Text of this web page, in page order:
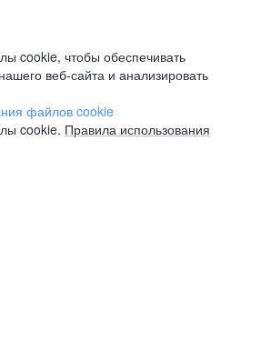
cookie, чтобы обеспечивать
веб-сайта и анализировать
файлов cookie
cookie. Правила использования